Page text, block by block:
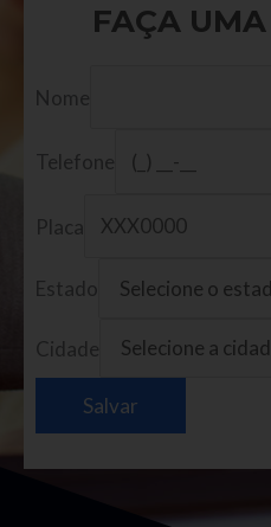
FAÇA
Nome
Telefone
Placa
Estado
Cidade
Salvar